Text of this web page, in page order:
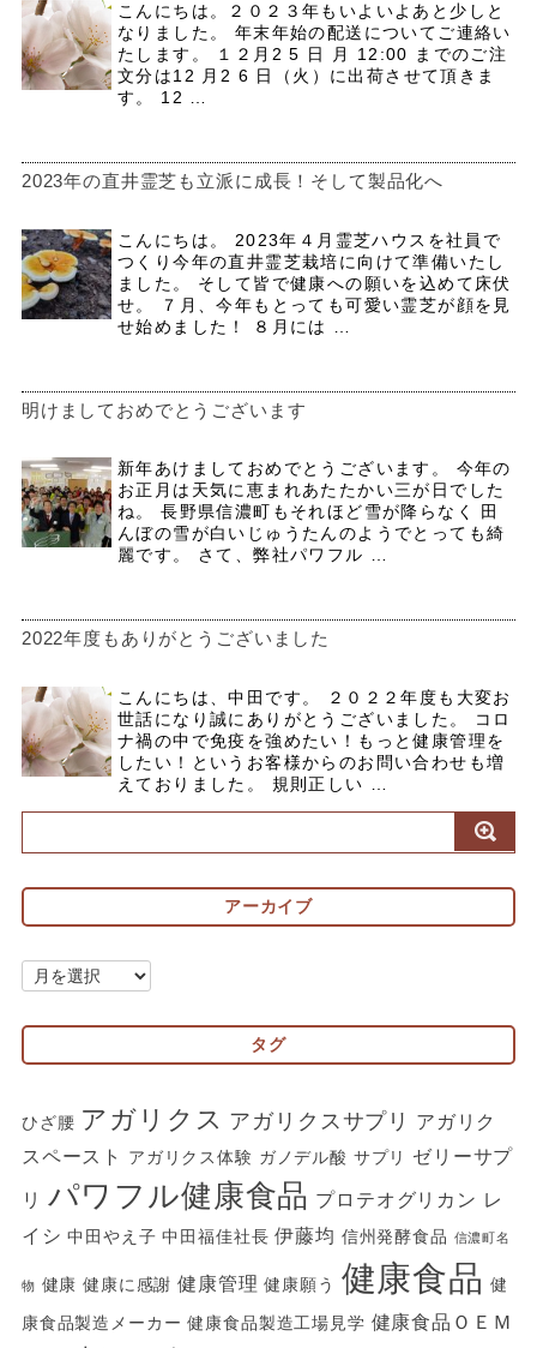
こんにちは。２０２３年もいよいよあと少しと
なりました。 年末年始の配送についてご連絡い
たします。 １２月2 5 日 月 12:00 までのご注
文分は12 月2 6 日（火）に出荷させて頂きま
す。 12 …
2023年の直井霊芝も立派に成長！そして製品化へ
こんにちは。 2023年４月霊芝ハウスを社員で
つくり今年の直井霊芝栽培に向けて準備いたし
ました。 そして皆で健康への願いを込めて床伏
せ。 ７月、今年もとっても可愛い霊芝が顔を見
せ始めました！ ８月には …
明けましておめでとうございます
新年あけましておめでとうございます。 今年の
お正月は天気に恵まれあたたかい三が日でした
ね。 長野県信濃町もそれほど雪が降らなく 田
んぼの雪が白いじゅうたんのようでとっても綺
麗です。 さて、弊社パワフル …
2022年度もありがとうございました
こんにちは、中田です。 ２０２２年度も大変お
世話になり誠にありがとうございました。 コロ
ナ禍の中で免疫を強めたい！もっと健康管理を
したい！というお客様からのお問い合わせも増
えておりました。 規則正しい …
アーカイブ
ア
カ
タグ
ひざ腰 アガリクス アガリクスサプリ
アガリク
スペースト
アガリクス体験 ガノデル酸 サプリ
ゼリーサプ
リ パワフル健康食品 プロテオグリカン レ
イシ 中田やえ子 中田福佳社長 伊藤均 信州発酵食品 信濃町名
物 健康 健康に感謝 健康管理 健康願う 健康食品 健
康食品製造メーカー 健康食品製造工場見学 健康食品ＯＥＭ